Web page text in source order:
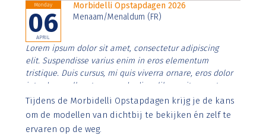
Monday
06
APRIL
Morbidelli Opstapdagen 2026
Menaam/Menaldum (FR)
Lorem ipsum dolor sit amet, consectetur adipiscing
elit. Suspendisse varius enim in eros elementum
tristique. Duis cursus, mi quis viverra ornare, eros dolor
interdum nulla, ut commodo diam libero vitae erat.
Aenean faucibus nibh et justo cursus id rutrum lorem
imperdiet. Nunc ut sem vitae risus tristique posuere.
Tijdens de Morbidelli Opstapdagen krijg je de kans
om de modellen van dichtbij te bekijken én zelf te
ervaren op de weg.